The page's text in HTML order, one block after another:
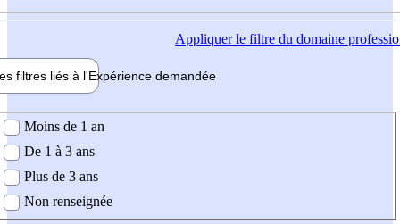
Appliquerle filtre du domaine
filtres liés à l'Expérience demandée
demandée
Moins de 1 an
De 1 à 3 ans
Plus de 3 ans
Non renseignée